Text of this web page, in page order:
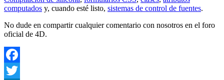
computados y, cuando esté listo, sistemas de control de fuentes.
No dude en compartir cualquier comentario con nosotros en el foro
oficial de 4D.
Facebook